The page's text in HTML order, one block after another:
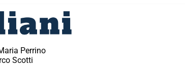
Perrino
Scotti